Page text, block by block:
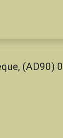
(AD90)